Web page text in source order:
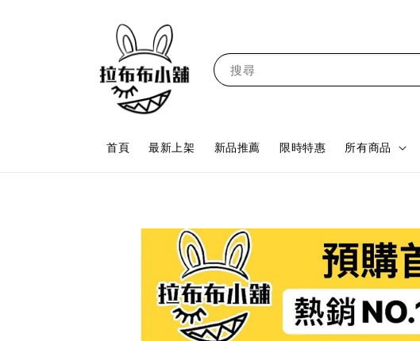
搜尋
首頁 最新上架 新品推薦 限時特惠 所有商品